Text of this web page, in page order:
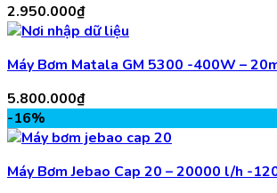
2.950.000₫
Máy Bơm Matala GM 5300 -400W –
5.800.000₫
-16%
Máy Bơm Jebao Cap 20 – 20000 l/h -